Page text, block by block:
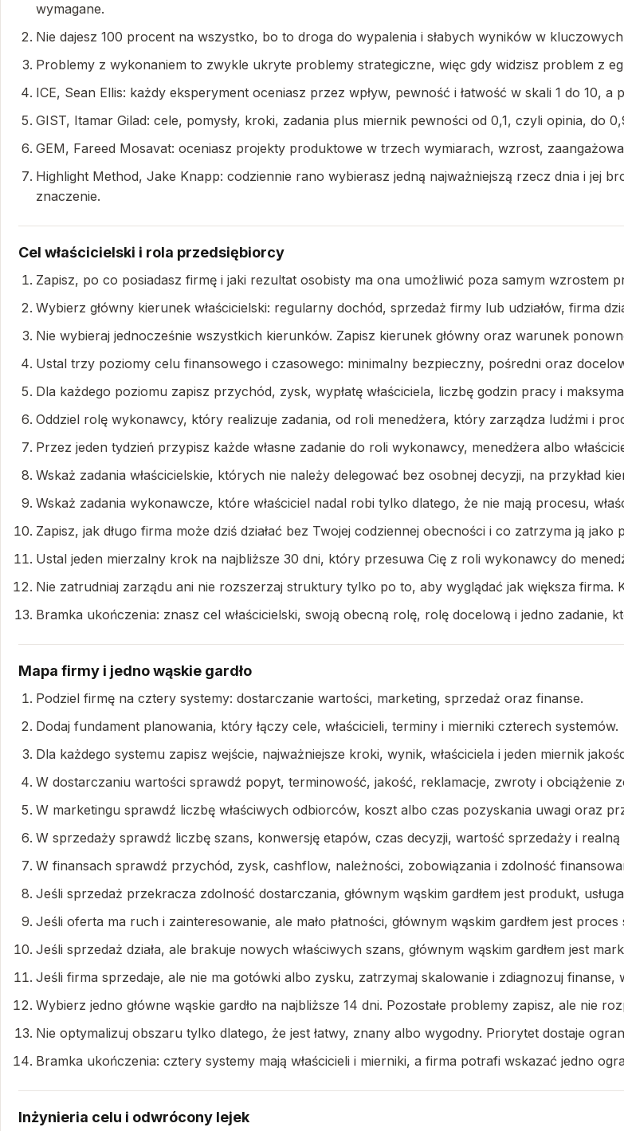
wymagane.
Nie dajesz 100 procent na wszystko, bo to droga do wypalenia i słabych wyników w
Problemy z wykonaniem to zwykle ukryte problemy strategiczne, więc gdy widzisz problem z
ICE, Sean Ellis: każdy eksperyment oceniasz przez wpływ, pewność i łatwość w skali 1 do 10,
GIST, Itamar Gilad: cele, pomysły, kroki, zadania plus miernik pewności od 0,1, czyli opinia, do
GEM, Fareed Mosavat: oceniasz projekty produktowe w trzech wymiarach, wzrost,
Highlight Method, Jake Knapp: codziennie rano wybierasz jedną najważniejszą rzecz dnia i jej
znaczenie.
Cel właścicielski i rola przedsiębiorcy
Zapisz, po co posiadasz firmę i jaki rezultat osobisty ma ona umożliwić poza samym wzrostem
Wybierz główny kierunek właścicielski: regularny dochód, sprzedaż firmy lub udziałów, firma
Nie wybieraj jednocześnie wszystkich kierunków. Zapisz kierunek główny oraz warunek
Ustal trzy poziomy celu finansowego i czasowego: minimalny bezpieczny, pośredni oraz
Dla każdego poziomu zapisz przychód, zysk, wypłatę właściciela, liczbę godzin pracy i
Oddziel rolę wykonawcy, który realizuje zadania, od roli menedżera, który zarządza ludźmi i
Przez jeden tydzień przypisz każde własne zadanie do roli wykonawcy, menedżera albo
Wskaż zadania właścicielskie, których nie należy delegować bez osobnej decyzji, na przykład
Wskaż zadania wykonawcze, które właściciel nadal robi tylko dlatego, że nie mają procesu,
Zapisz, jak długo firma może dziś działać bez Twojej codziennej obecności i co zatrzyma ją jako
Ustal jeden mierzalny krok na najbliższe 30 dni, który przesuwa Cię z roli wykonawcy do
Nie zatrudniaj zarządu ani nie rozszerzaj struktury tylko po to, aby wyglądać jak większa firma.
Bramka ukończenia: znasz cel właścicielski, swoją obecną rolę, rolę docelową i jedno zadanie,
Mapa firmy i jedno wąskie gardło
Podziel firmę na cztery systemy: dostarczanie wartości, marketing, sprzedaż oraz finanse.
Dodaj fundament planowania, który łączy cele, właścicieli, terminy i mierniki czterech systemów.
Dla każdego systemu zapisz wejście, najważniejsze kroki, wynik, właściciela i jeden miernik
W dostarczaniu wartości sprawdź popyt, terminowość, jakość, reklamacje, zwroty i obciążenie
W marketingu sprawdź liczbę właściwych odbiorców, koszt albo czas pozyskania uwagi oraz
W sprzedaży sprawdź liczbę szans, konwersję etapów, czas decyzji, wartość sprzedaży i realną
W finansach sprawdź przychód, zysk, cashflow, należności, zobowiązania i zdolność
Jeśli sprzedaż przekracza zdolność dostarczania, głównym wąskim gardłem jest produkt,
Jeśli oferta ma ruch i zainteresowanie, ale mało płatności, głównym wąskim gardłem jest
Jeśli sprzedaż działa, ale brakuje nowych właściwych szans, głównym wąskim gardłem jest
Jeśli firma sprzedaje, ale nie ma gotówki albo zysku, zatrzymaj skalowanie i zdiagnozuj finanse,
Wybierz jedno główne wąskie gardło na najbliższe 14 dni. Pozostałe problemy zapisz, ale nie
Nie optymalizuj obszaru tylko dlatego, że jest łatwy, znany albo wygodny. Priorytet dostaje
Bramka ukończenia: cztery systemy mają właścicieli i mierniki, a firma potrafi wskazać jedno
Inżynieria celu i odwrócony lejek